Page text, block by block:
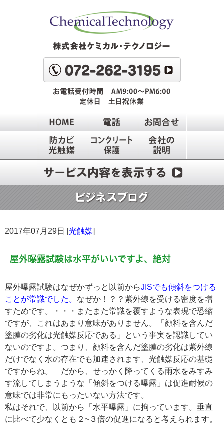
2017年07月29日 [光触媒]
屋外曝露試験は水平がいいですよ、絶対
屋外曝露試験はなぜかずっと以前からJISでも傾斜をつける
ことが常識でした。 なぜか！？？紫外線を受ける密度を増
すためです。・・・またまた常識を覆すような表現で恐縮
ですが、これはあまり意味がありません。「顔料を含んだ
塗膜の劣化は光触媒反応である」という事実を認識してい
ないのですよ。つまり、顔料を含んだ塗膜の劣化は紫外線
だけでなく水の存在でも加速されます、光触媒反応の基礎
ですからね。 だから、せっかく降ってくる雨水をみすみ
す流してしまうような「傾斜をつける曝露」は促進耐候の
意味では非常にもったいない方法です。
私はそれで、以前から「水平曝露」に拘っています。垂直
に比べて少なくとも２~３倍の促進になると考えられます。